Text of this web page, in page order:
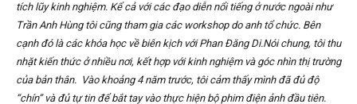
tích lũy kinh nghiệm. Kể cả với các đạo diễn nổi tiếng ở nước ngoài như
Trần Anh Hùng tôi cũng tham gia các workshop do anh tổ chức. Bên
cạnh đó là các khóa học về biên kịch với Phan Đăng Di.Nói chung, tôi thu
nhặt kiến thức ở nhiều nơi, kết hợp với kinh nghiệm và góc nhìn thị trường
của bản thân. Vào khoảng 4 năm trước, tôi cảm thấy mình đã đủ độ
“chín” và đủ tự tin để bắt tay vào thực hiện bộ phim điện ảnh đầu tiên.